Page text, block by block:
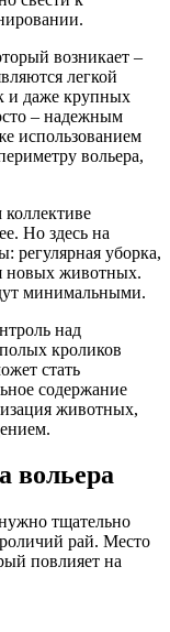
возникает –
легкой
и даже крупных
– надежным
использованием
вольера,
Но здесь на
регулярная уборка,
новых животных.
минимальными.
над
кроликов
стать
содержание
животных,
вольера
тщательно
рай. Место
повлияет на